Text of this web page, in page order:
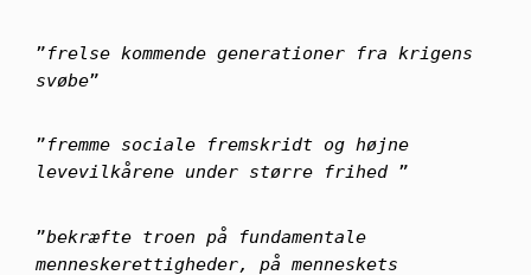
”frelse kommende generationer fra krigens
svøbe”
”fremme sociale fremskridt og højne
levevilkårene under større frihed ”
”bekræfte troen på fundamentale
menneskerettigheder, på menneskets